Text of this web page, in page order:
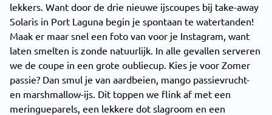
lekkers. Want door de drie nieuwe ijscoupes bij take-away
Solaris in Port Laguna begin je spontaan te watertanden!
Maak er maar snel een foto van voor je Instagram, want
laten smelten is zonde natuurlijk. In alle gevallen serveren
we de coupe in een grote oubliecup. Kies je voor Zomer
passie? Dan smul je van aardbeien, mango passievrucht-
en marshmallow-ijs. Dit toppen we flink af met een
meringueparels, een lekkere dot slagroom en een